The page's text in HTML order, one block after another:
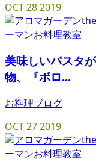
OCT282019
美味しいパスタ
物、『ボロ...
お料理ブログ
OCT272019